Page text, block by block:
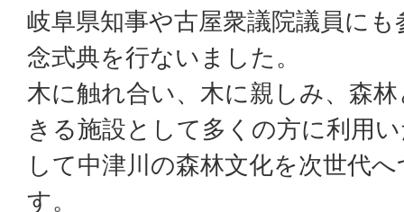
岐阜県知事や古屋衆議院議員に
念式典を行ないました。
木に触れ合い、木に親しみ、森
きる施設として多くの方に利用
して中津川の森林文化を次世代
す。